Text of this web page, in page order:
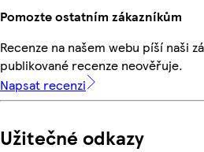
Pomozte ostatním zákazníkům
Recenze na našem webu píší naši
publikované recenze neověřuje.
Napsat recenzi
Užitečné odkazy